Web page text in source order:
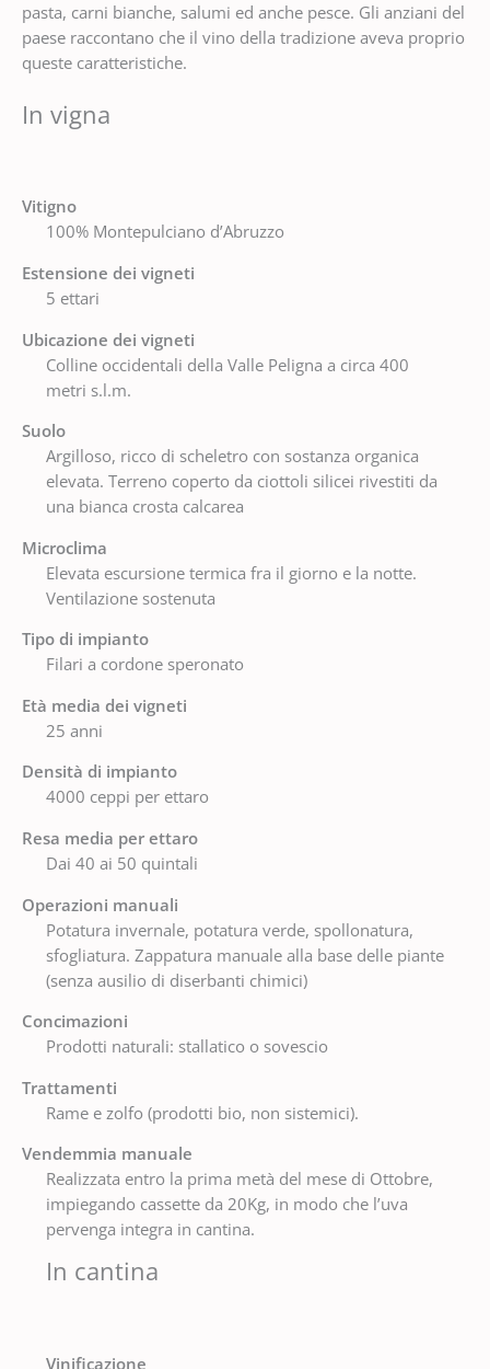
pasta, carni bianche, salumi ed anche pesce. Gli anziani del
paese raccontano che il vino della tradizione aveva proprio
queste caratteristiche.
In vigna
Vitigno
100% Montepulciano d’Abruzzo
Estensione dei vigneti
5 ettari
Ubicazione dei vigneti
Colline occidentali della Valle Peligna a circa 400
metri s.l.m.
Suolo
Argilloso, ricco di scheletro con sostanza organica
elevata. Terreno coperto da ciottoli silicei rivestiti da
una bianca crosta calcarea
Microclima
Elevata escursione termica fra il giorno e la notte.
Ventilazione sostenuta
Tipo di impianto
Filari a cordone speronato
Età media dei vigneti
25 anni
Densità di impianto
4000 ceppi per ettaro
Resa media per ettaro
Dai 40 ai 50 quintali
Operazioni manuali
Potatura invernale, potatura verde, spollonatura,
sfogliatura. Zappatura manuale alla base delle piante
(senza ausilio di diserbanti chimici)
Concimazioni
Prodotti naturali: stallatico o sovescio
Trattamenti
Rame e zolfo (prodotti bio, non sistemici).
Vendemmia manuale
Realizzata entro la prima metà del mese di Ottobre,
impiegando cassette da 20Kg, in modo che l’uva
pervenga integra in cantina.
In cantina
Vinificazione